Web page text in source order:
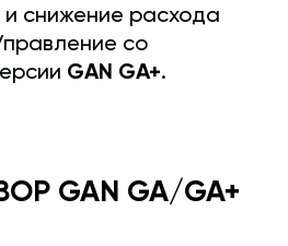
снижение расхода
со
GAN GA+.
GAN GA/GA+